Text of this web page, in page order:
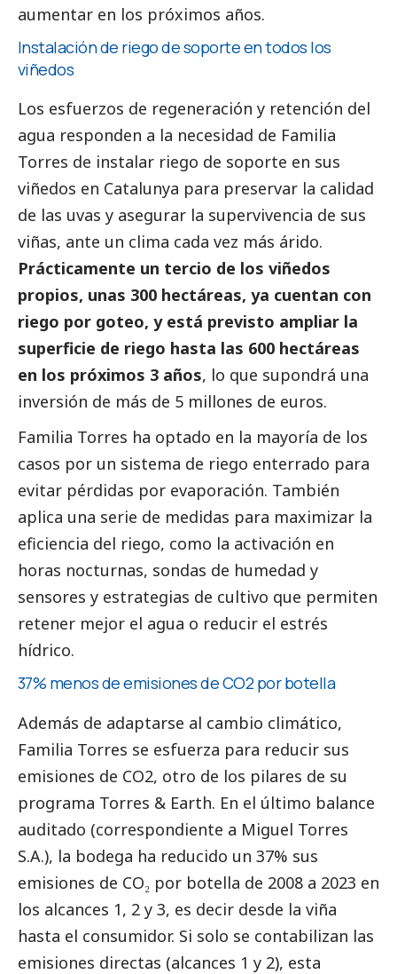
aumentar en los próximos años.
Instalación de riego de soporte en todos los
viñedos
Los esfuerzos de regeneración y retención del
agua responden a la necesidad de Familia
Torres de instalar riego de soporte en sus
viñedos en Catalunya para preservar la calidad
de las uvas y asegurar la supervivencia de sus
viñas, ante un clima cada vez más árido.
Prácticamente un tercio de los viñedos
propios, unas 300 hectáreas, ya cuentan con
riego por goteo, y está previsto ampliar la
superficie de riego hasta las 600 hectáreas
en los próximos 3 años, lo que supondrá una
inversión de más de 5 millones de euros.
Familia Torres ha optado en la mayoría de los
casos por un sistema de riego enterrado para
evitar pérdidas por evaporación. También
aplica una serie de medidas para maximizar la
eficiencia del riego, como la activación en
horas nocturnas, sondas de humedad y
sensores y estrategias de cultivo que permiten
retener mejor el agua o reducir el estrés
hídrico.
37% menos de emisiones de CO2 por botella
Además de adaptarse al cambio climático,
Familia Torres se esfuerza para reducir sus
emisiones de CO2, otro de los pilares de su
programa Torres & Earth. En el último balance
auditado (correspondiente a Miguel Torres
S.A.), la bodega ha reducido un 37% sus
emisiones de CO₂ por botella de 2008 a 2023 en
los alcances 1, 2 y 3, es decir desde la viña
hasta el consumidor. Si solo se contabilizan las
emisiones directas (alcances 1 y 2), esta